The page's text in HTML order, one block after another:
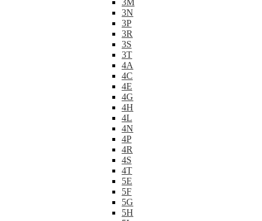
3M
3N
3P
3R
3S
3T
4A
4C
4E
4G
4H
4L
4N
4P
4R
4S
4T
5E
5F
5G
5H